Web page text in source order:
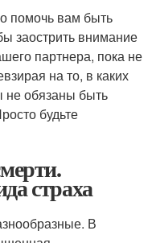
помочь вам быть
заострить внимание
партнера, пока не
на то, в каких
не обязаны быть
будьте
страха
В